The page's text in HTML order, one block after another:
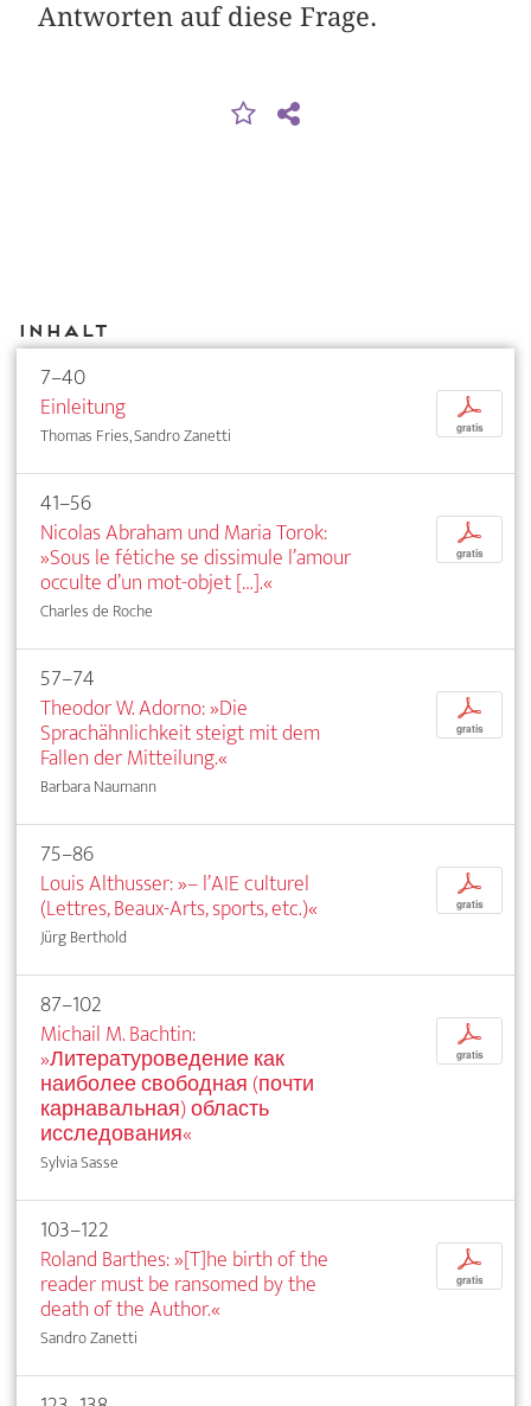
Antworten auf diese Frage.
Inhalt
7–40
Einleitung
Thomas Fries, Sandro Zanetti
p
gratis
41–56
Nicolas Abraham und Maria Torok:
»Sous le fétiche se dissimule l’amour
occulte d’un mot-objet […].«
Charles de Roche
p
gratis
57–74
Theodor W. Adorno: »Die
Sprachähnlichkeit steigt mit dem
Fallen der Mitteilung.«
Barbara Naumann
p
gratis
75–86
Louis Althusser: »– l’AIE culturel
(Lettres, Beaux-Arts, sports, etc.)«
Jürg Berthold
p
gratis
87–102
Michail M. Bachtin:
»Литературоведение как
наиболее свободная (почти
карнавальная) область
исследования«
Sylvia Sasse
p
gratis
103–122
Roland Barthes: »[T]he birth of the
reader must be ransomed by the
death of the Author.«
Sandro Zanetti
p
gratis